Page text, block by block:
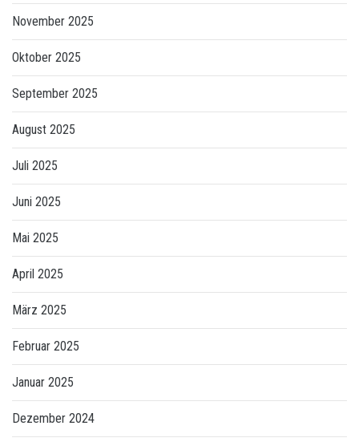
November 2025
Oktober 2025
September 2025
August 2025
Juli 2025
Juni 2025
Mai 2025
April 2025
März 2025
Februar 2025
Januar 2025
Dezember 2024